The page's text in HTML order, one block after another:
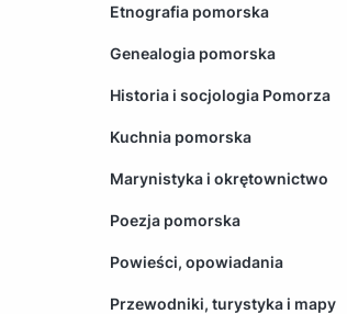
Etnografia pomorska
Genealogia pomorska
Historia i socjologia Pomorza
Kuchnia pomorska
Marynistyka i okrętownictwo
Poezja pomorska
Powieści, opowiadania
Przewodniki, turystyka i mapy